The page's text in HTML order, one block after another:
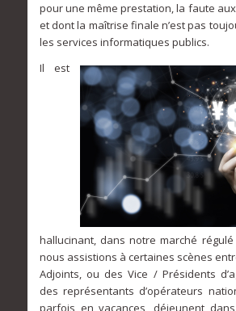
pour une même prestation, la faute
et dont la maîtrise finale n’est pas
les services informatiques publics.
Il est
hallucinant, dans notre marché
nous assistions à certaines scènes
Adjoints, ou des Vice / Présidents
des représentants d’opérateurs
parfois en vacances, déjeunent